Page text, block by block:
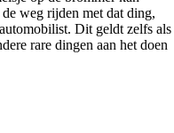
weg rijden met dat ding,
Dit geldt zelfs als
rare dingen aan het doen